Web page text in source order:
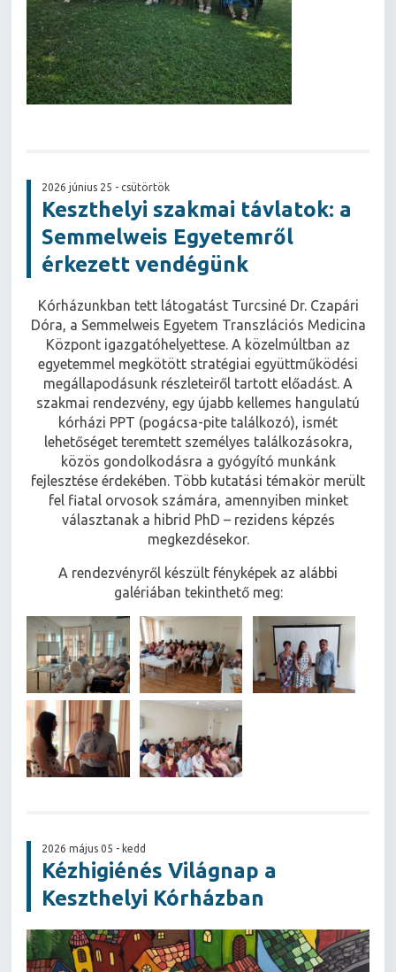
2026 június 25 - csütörtök
Keszthelyi szakmai távlatok: a
Semmelweis Egyetemről
érkezett vendégünk
Kórházunkban tett látogatást Turcsiné Dr. Czapári
Dóra, a Semmelweis Egyetem Transzlációs Medicina
Központ igazgatóhelyettese. A közelmúltban az
egyetemmel megkötött stratégiai együttműködési
megállapodásunk részleteiről tartott előadást. A
szakmai rendezvény, egy újabb kellemes hangulatú
kórházi PPT (pogácsa-pite találkozó), ismét
lehetőséget teremtett személyes találkozásokra,
közös gondolkodásra a gyógyító munkánk
fejlesztése érdekében. Több kutatási témakör merült
fel fiatal orvosok számára, amennyiben minket
választanak a hibrid PhD – rezidens képzés
megkezdésekor.
A rendezvényről készült fényképek az alábbi
galériában tekinthető meg:
2026 május 05 - kedd
Kézhigiénés Világnap a
Keszthelyi Kórházban